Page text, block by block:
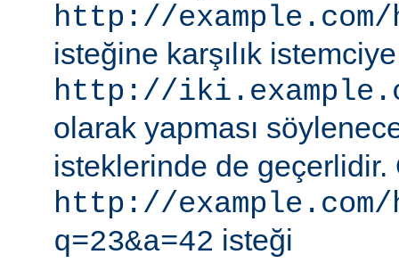
http://
isteğine karşılık
http://
olarak yapması
isteklerinde de geçerlidir.
http://
q=23&a=42 isteği